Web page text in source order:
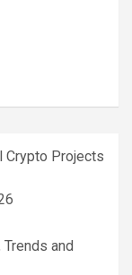
Crypto Projects
and